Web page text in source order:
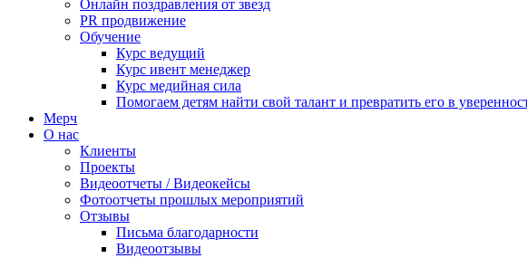
Онлайн поздравления от звезд
PR продвижение
Обучение
Курс ведущий
Курс ивент менеджер
Курс медийная сила
Помогаем детям найти свой талант и превратить его в
Мерч
О нас
Клиенты
Проекты
Видеоотчеты / Видеокейсы
Фотоотчеты прошлых мероприятий
Отзывы
Письма благодарности
Видеоотзывы